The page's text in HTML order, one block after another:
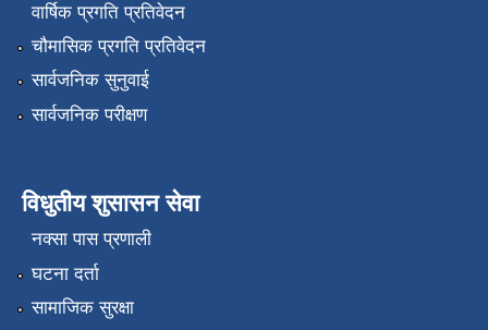
वार्षिक प्रगति प्रतिवेदन
चौमासिक प्रगति प्रतिवेदन
सार्वजनिक सुनुवाई
सार्वजनिक परीक्षण
विधुतीय शुसासन सेवा
नक्सा पास प्रणाली
घटना दर्ता
सामाजिक सुरक्षा